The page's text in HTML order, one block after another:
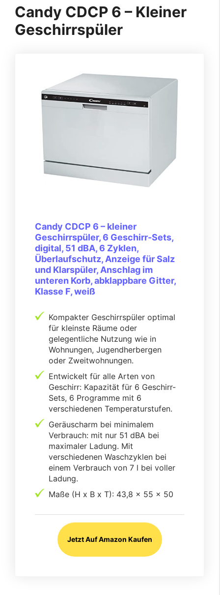
Candy CDCP 6 – Kleiner
Geschirrspüler
Candy CDCP 6 – kleiner
Geschirrspüler, 6 Geschirr-Sets,
digital, 51 dBA, 6 Zyklen,
Überlaufschutz, Anzeige für Salz
und Klarspüler, Anschlag im
unteren Korb, abklappbare Gitter,
Klasse F, weiß
Kompakter Geschirrspüler optimal
für kleinste Räume oder
gelegentliche Nutzung wie in
Wohnungen, Jugendherbergen
oder Zweitwohnungen.
Entwickelt für alle Arten von
Geschirr: Kapazität für 6 Geschirr-
Sets, 6 Programme mit 6
verschiedenen Temperaturstufen.
Geräuscharm bei minimalem
Verbrauch: mit nur 51 dBA bei
maximaler Ladung. Mit
verschiedenen Waschzyklen bei
einem Verbrauch von 7 l bei voller
Ladung.
Maße (H x B x T): 43,8 x 55 x 50
Jetzt Auf Amazon Kaufen